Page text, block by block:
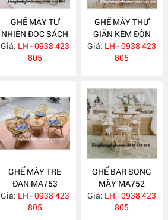
GHẾ MÂY TỰ
NHIÊN ĐỌC SÁCH
KÈM ĐÔN GÁC
CHÂN MA759
Giá: LH - 0938 423
805
GHẾ MÂY THƯ
GIÃN KÈM ĐÔN
GÁC CHÂN MA758
Giá: LH - 0938 423
805
GHẾ MÂY TRE
ĐAN MA753
Giá: LH - 0938 423
805
GHẾ BAR SONG
MÂY MA752
Giá: LH - 0938 423
805